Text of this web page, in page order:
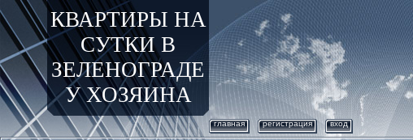
КВАРТИРЫ НА
СУТКИ В
ЗЕЛЕНОГРАДЕ
У ХОЗЯИНА
главная регистрация вход